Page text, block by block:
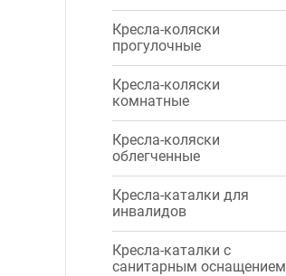
Кресла-коляски
прогулочные
Кресла-коляски
комнатные
Кресла-коляски
облегченные
Кресла-каталки для
инвалидов
Кресла-каталки с
санитарным оснащением